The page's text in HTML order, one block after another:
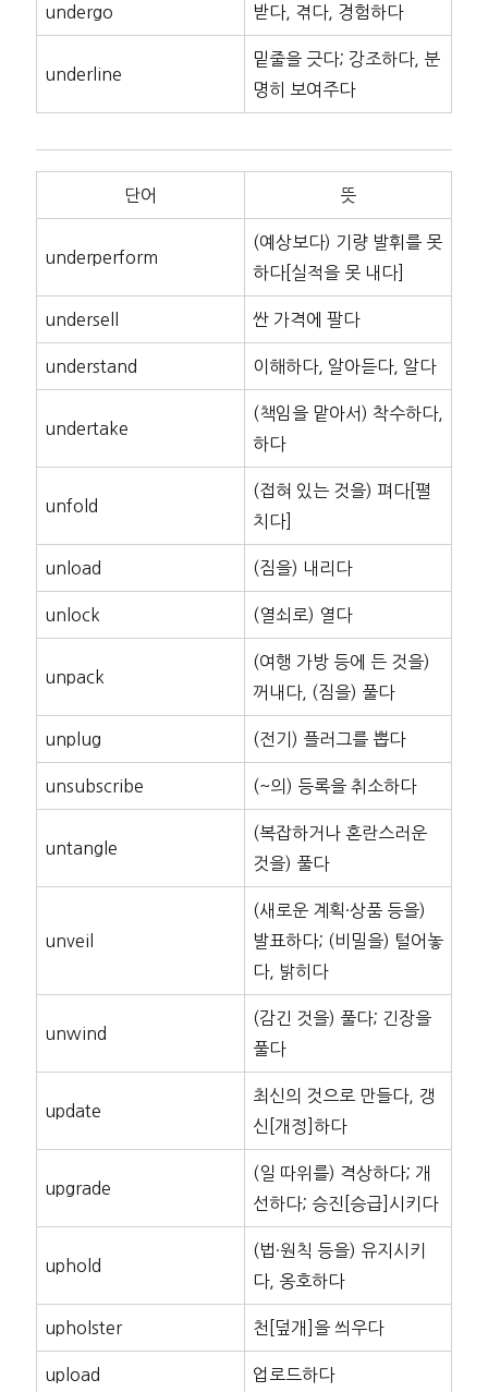
undergo 받다, 겪다, 경험하다
underline
밑줄을 긋다; 강조하다, 분
명히 보여주다
단어 뜻
underperform
(예상보다) 기량 발휘를 못
하다[실적을 못 내다]
undersell 싼 가격에 팔다
understand 이해하다, 알아듣다, 알다
undertake
(책임을 맡아서) 착수하다,
하다
unfold
(접혀 있는 것을) 펴다[펼
치다]
unload (짐을) 내리다
unlock (열쇠로) 열다
unpack
(여행 가방 등에 든 것을)
꺼내다, (짐을) 풀다
unplug (전기) 플러그를 뽑다
unsubscribe (~의) 등록을 취소하다
untangle
(복잡하거나 혼란스러운
것을) 풀다
unveil
(새로운 계획·상품 등을)
발표하다; (비밀을) 털어놓
다, 밝히다
unwind
(감긴 것을) 풀다; 긴장을
풀다
update
최신의 것으로 만들다, 갱
신[개정]하다
upgrade
(일 따위를) 격상하다; 개
선하다; 승진[승급]시키다
uphold
(법·원칙 등을) 유지시키
다, 옹호하다
upholster 천[덮개]을 씌우다
upload 업로드하다